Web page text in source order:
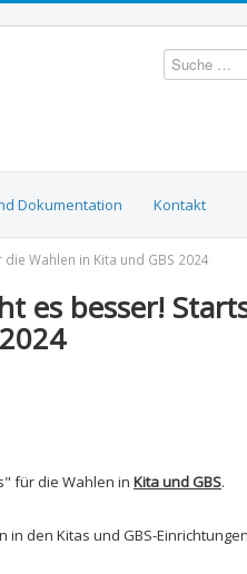
Suchen
Dokumentation Kontakt
Wahlen in Kita und GBS 2024
es besser!
für die Wahlen in Kita und GBS.
den Kitas und GBS-